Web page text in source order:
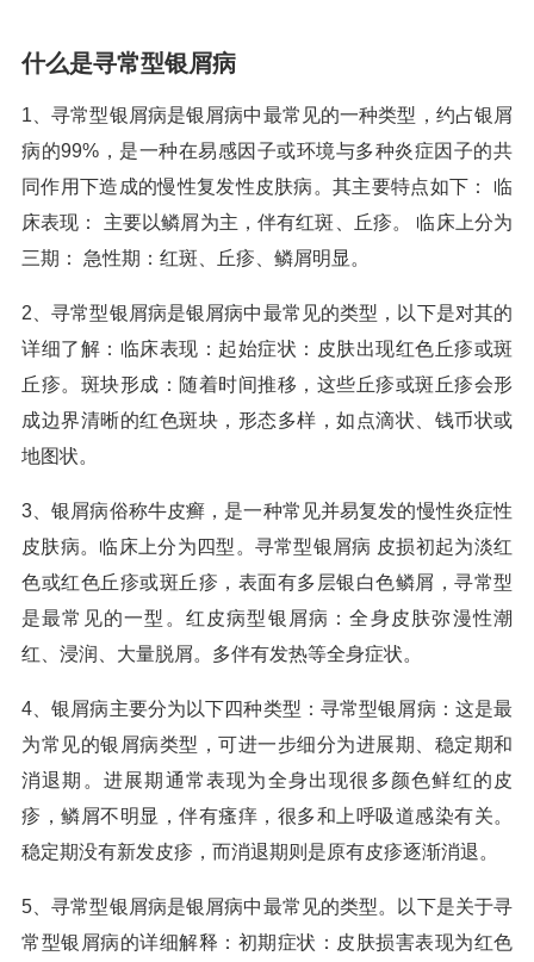
什么是寻常型银屑病
1、寻常型银屑病是银屑病中最常见的一种类型，约占银屑
病的99%，是一种在易感因子或环境与多种炎症因子的共
同作用下造成的慢性复发性皮肤病。其主要特点如下： 临
床表现： 主要以鳞屑为主，伴有红斑、丘疹。 临床上分为
三期： 急性期：红斑、丘疹、鳞屑明显。
2、寻常型银屑病是银屑病中最常见的类型，以下是对其的
详细了解：临床表现：起始症状：皮肤出现红色丘疹或斑
丘疹。斑块形成：随着时间推移，这些丘疹或斑丘疹会形
成边界清晰的红色斑块，形态多样，如点滴状、钱币状或
地图状。
3、银屑病俗称牛皮癣，是一种常见并易复发的慢性炎症性
皮肤病。临床上分为四型。寻常型银屑病 皮损初起为淡红
色或红色丘疹或斑丘疹，表面有多层银白色鳞屑，寻常型
是最常见的一型。红皮病型银屑病：全身皮肤弥漫性潮
红、浸润、大量脱屑。多伴有发热等全身症状。
4、银屑病主要分为以下四种类型：寻常型银屑病：这是最
为常见的银屑病类型，可进一步细分为进展期、稳定期和
消退期。进展期通常表现为全身出现很多颜色鲜红的皮
疹，鳞屑不明显，伴有瘙痒，很多和上呼吸道感染有关。
稳定期没有新发皮疹，而消退期则是原有皮疹逐渐消退。
5、寻常型银屑病是银屑病中最常见的类型。以下是关于寻
常型银屑病的详细解释：初期症状：皮肤损害表现为红色